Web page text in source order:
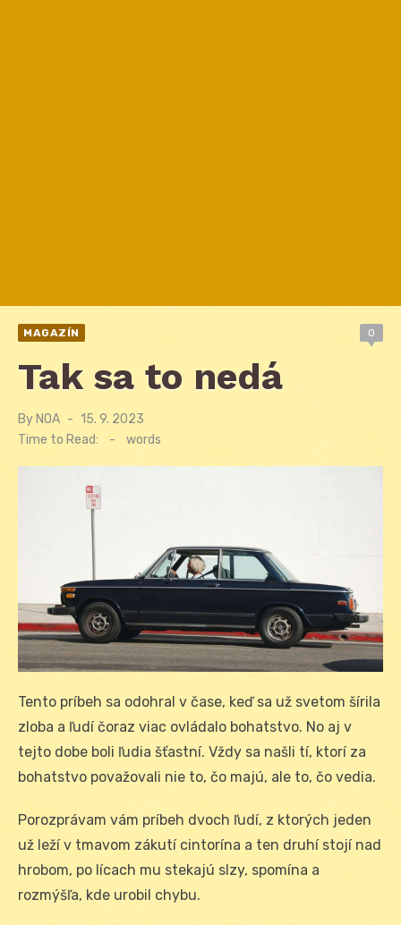
MAGAZÍN 0
Tak sa to nedá
By NOA
Posted
on
15. 9. 2023
Time to Read:
- words
Tento príbeh sa odohral v čase, keď sa už svetom šírila
zloba a ľudí čoraz viac ovládalo bohatstvo. No aj v
tejto dobe boli ľudia šťastní. Vždy sa našli tí, ktorí za
bohatstvo považovali nie to, čo majú, ale to, čo vedia.
Porozprávam vám príbeh dvoch ľudí, z ktorých jeden
už leží v tmavom zákutí cintorína a ten druhí stojí nad
hrobom, po lícach mu stekajú slzy, spomína a
rozmýšľa, kde urobil chybu.